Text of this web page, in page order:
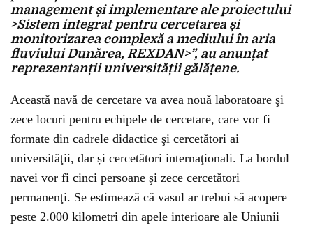
management și implementare ale proiectului
>Sistem integrat pentru cercetarea și
monitorizarea complexă a mediului în aria
fluviului Dunărea, REXDAN>”, au anunțat
reprezentanții universității gălățene.
Această navă de cercetare va avea nouă laboratoare şi
zece locuri pentru echipele de cercetare, care vor fi
formate din cadrele didactice şi cercetători ai
universităţii, dar și cercetători internaţionali. La bordul
navei vor fi cinci persoane şi zece cercetători
permanenţi. Se estimează că vasul ar trebui să acopere
peste 2.000 kilometri din apele interioare ale Uniunii